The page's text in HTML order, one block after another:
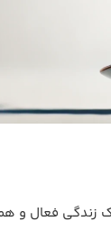
زندگی فعال و